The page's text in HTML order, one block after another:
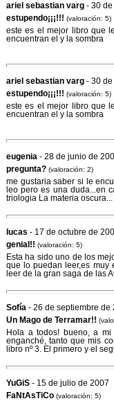
ariel sebastian varg - 30 de
estupendo¡¡¡!!! (valoración: 5)
este es el mejor libro que
encuentran el y la sombra
ariel sebastian varg - 30 de
estupendo¡¡¡!!! (valoración: 5)
este es el mejor libro que
encuentran el y la sombra
eugenia - 28 de junio de
pregunta? (valoración: 2)
me gustaria saber si le
leo pero es una duda...en
triologia La materia oscura...
lucas - 17 de octubre de
genial!! (valoración: 5)
Esta ha sido uno de los
que lo puedan leer,es muy
leer de la gran saga de las
Sofía - 26 de septiembre de
Un Mago de Terramar!!
Hola a todos! bueno, a
enganché, tanto que mis
libro nº 3. El primero y el
YuGiS - 15 de julio de 2007
FaNtAsTiCo (valoración: 5)